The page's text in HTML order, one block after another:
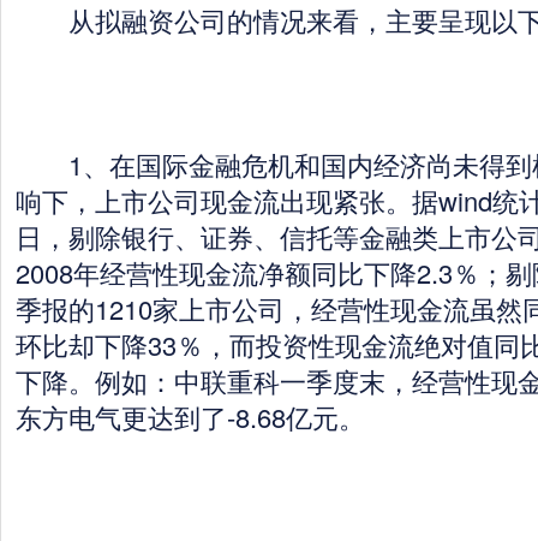
从拟融资公司的情况来看，主要呈现以
1、在国际金融危机和国内经济尚未得到
响下，上市公司现金流出现紧张。据wind统
日，剔除银行、证券、信托等金融类上市公
2008年经营性现金流净额同比下降2.3％；
季报的1210家上市公司，经营性现金流虽然
环比却下降33％，而投资性现金流绝对值同
下降。例如：中联重科一季度末，经营性现
东方电气更达到了-8.68亿元。